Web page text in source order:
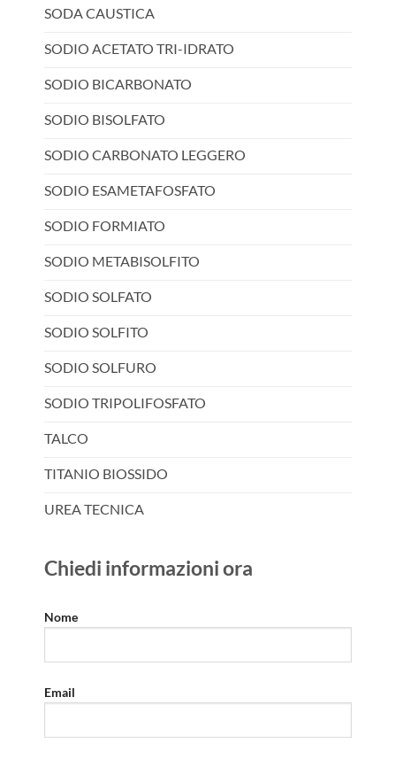
SODA CAUSTICA
SODIO ACETATO TRI-IDRATO
SODIO BICARBONATO
SODIO BISOLFATO
SODIO CARBONATO LEGGERO
SODIO ESAMETAFOSFATO
SODIO FORMIATO
SODIO METABISOLFITO
SODIO SOLFATO
SODIO SOLFITO
SODIO SOLFURO
SODIO TRIPOLIFOSFATO
TALCO
TITANIO BIOSSIDO
UREA TECNICA
Chiedi informazioni ora
Nome
Email